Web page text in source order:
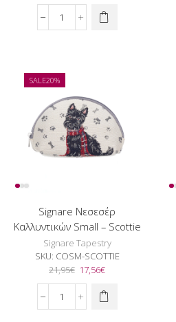
price
was:
28,95€.
τιμή
Signare
-
Scottie
ποσότητα
SALE20%
Signare Νεσεσέρ
Καλλυντικών Small – Scottie
Signare Tapestry
SKU: COSM-SCOTTIE
21,95€ Original
price
was:
21,95€.
17,56€Η
τιμή
Signare